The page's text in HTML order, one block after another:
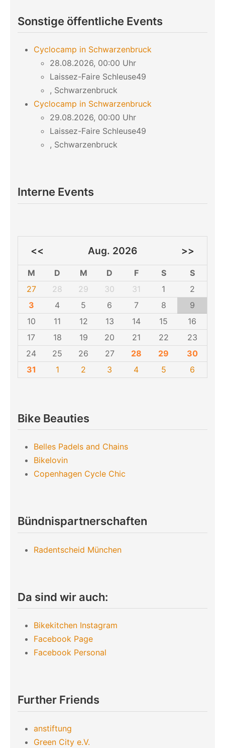
Sonstige öffentliche Events
Cyclocamp in Schwarzenbruck
28.08.2026, 00:00 Uhr
Laissez-Faire Schleuse49
, Schwarzenbruck
Cyclocamp in Schwarzenbruck
29.08.2026, 00:00 Uhr
Laissez-Faire Schleuse49
, Schwarzenbruck
Interne Events
<< Aug. 2026 >>
M D M D F S
S
27
28 29 30 31 1
2
3
4 5 6 7 8
9
10
11 12 13 14 15
16
17
18 19 20 21 22
23
24
25 26 27 28 29
30
31
1 2 3 4 5 6
Bike Beauties
Belles Padels and Chains
Bikelovin
Copenhagen Cycle Chic
Bündnispartnerschaften
Radentscheid München
Da sind wir auch:
Bikekitchen Instagram
Facebook Page
Facebook Personal
Further Friends
anstiftung
Green City e.V.